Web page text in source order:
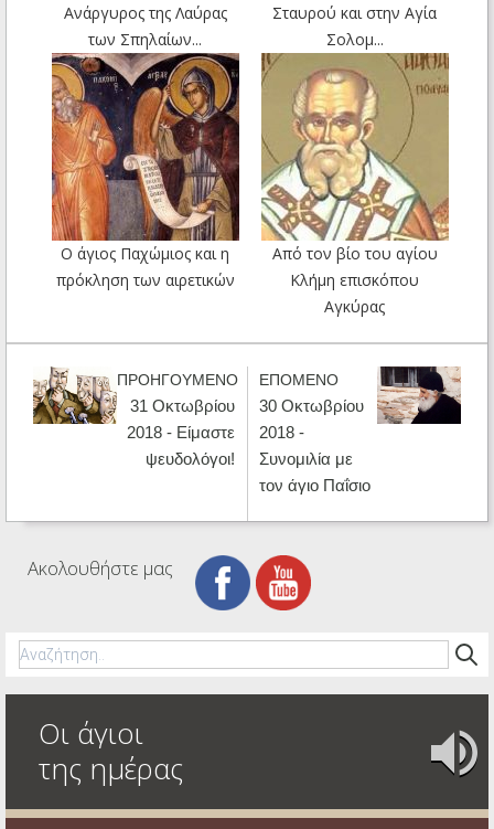
Ανάργυρος της Λαύρας
των Σπηλαίων...
Σταυρού και στην Αγία
Σολομ...
Ο άγιος Παχώμιος και η
πρόκληση των αιρετικών
Από τον βίο του αγίου
Κλήμη επισκόπου
Αγκύρας
ΠΡΟΗΓΟΥΜΕΝΟ
31 Οκτωβρίου
2018 - Είμαστε
ψευδολόγοι!
ΕΠΟΜΕΝΟ
30 Οκτωβρίου
2018 -
Συνομιλία με
τον άγιο Παΐσιο
Ακολουθήστε μας
Οι άγιοι
της ημέρας